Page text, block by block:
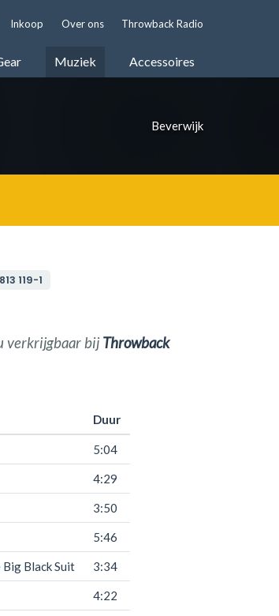
Muziek Accessoires
Inkoop Over ons Throwback Radio
Beverwijk
813 119-1
verkrijgbaar bij Throwback
Duur
5:04
4:29
3:50
5:46
Black Suit 3:34
4:22